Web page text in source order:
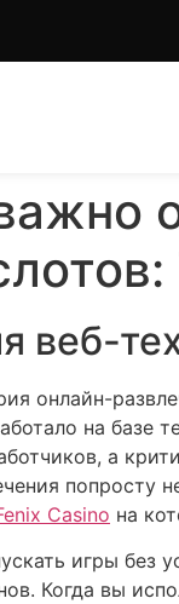
веб-
онлайн-
на базе
а
попросту
Casino на
игры без
Когда вы